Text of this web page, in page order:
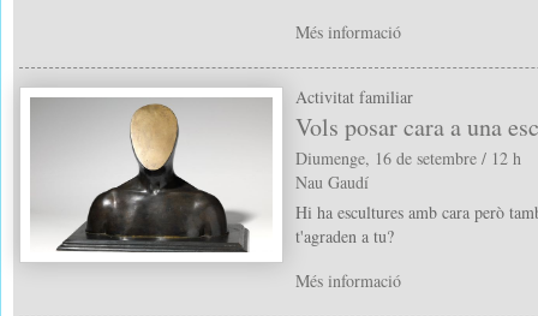
Més informació
Activitat familiar
Vols posar cara a una
Diumenge, 16 de setembre / 12 h
Nau Gaudí
Hi ha escultures amb cara però
t'agraden a tu?
Més informació